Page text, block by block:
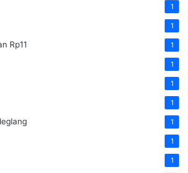
1
1
Rp11 1
1
1
1
1
1
1